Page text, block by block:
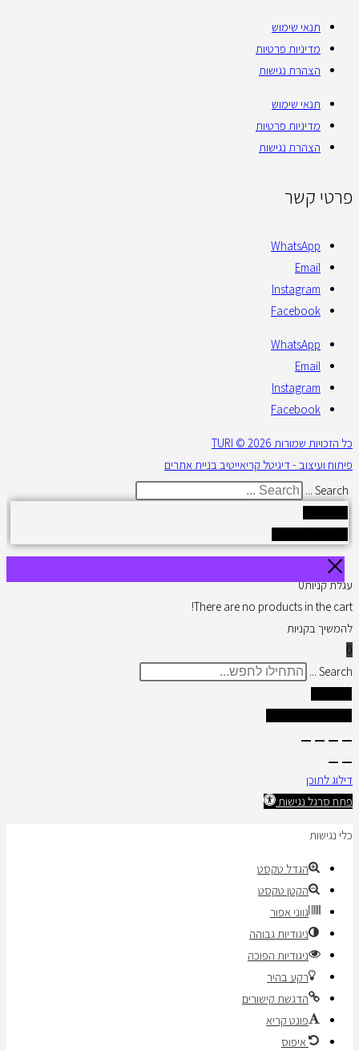
תנאי שימוש
מדיניות פרטיות
הצהרת נגישות
תנאי שימוש
מדיניות פרטיות
הצהרת נגישות
פרטי קשר
WhatsApp
Email
Instagram
Facebook
WhatsApp
Email
Instagram
Facebook
כל הזכויות שמורות 2026 © TURI
פיתוח ועיצוב - דיגיטל קריאייטיב בניית אתרים
Search ...
עגלת קניות0
There are no products in the cart!
להמשיך בקניות
0
Search ...
דילוג לתוכן
פתח סרגל נגישות
כלי נגישות
הגדל טקסט
הקטן טקסט
גווני אפור
ניגודיות גבוהה
ניגודיות הפוכה
רקע בהיר
הדגשת קישורים
פונט קריא
איפוס